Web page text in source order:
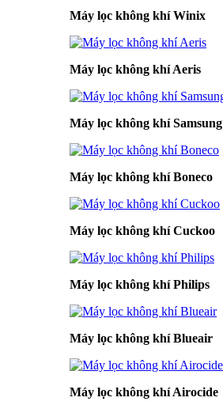
Máy lọc không khí Winix
Máy lọc không khí Aeris
Máy lọc không khí Samsung
Máy lọc không khí Boneco
Máy lọc không khí Cuckoo
Máy lọc không khí Philips
Máy lọc không khí Blueair
Máy lọc không khí Airocide